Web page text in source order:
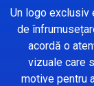
Un logo exclusiv
de
acordă o
vizuale care
motive pentru